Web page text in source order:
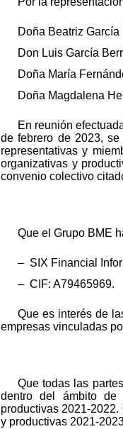
Doña Beatriz García
Don Luis García
Doña María
Doña Magdalena
En reunión
de febrero de 2023,
representativas y
organizativas y
convenio colectivo
Que el Grupo BME
– SIX Financial
– CIF: A79465969.
Que es interés de
empresas vinculadas
Que todas las
dentro del ámbito de
productivas 2021-
y productivas 2021-